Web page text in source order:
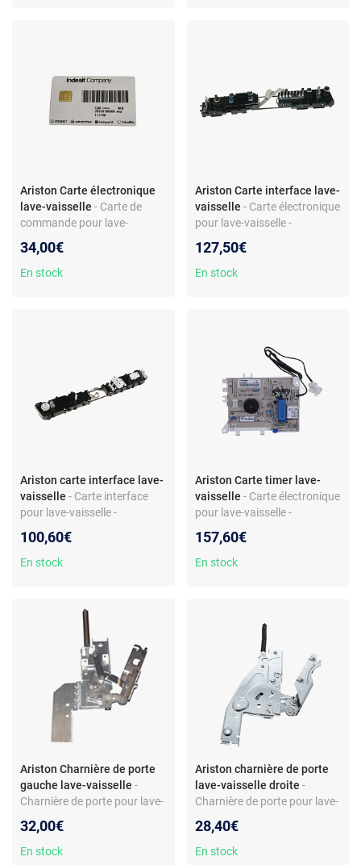
Ariston Carte électronique
lave-vaisselle - Carte de
commande pour lave-
Ariston et Hotpoint – Réf.
F082760 – EAN
34,00€
En stock
Ariston Carte interface lave-
vaisselle - Carte électronique
pour lave-vaisselle -
LFZ3384 - Afficheur digit -
Réf. C00266215
127,50€
En stock
Ariston carte interface lave-
vaisselle - Carte interface
pour lave-vaisselle -
LED - modèle C00262596
100,60€
En stock
Ariston Carte timer lave-
vaisselle - Carte électronique
pour lave-vaisselle -
Module BIT100.1 E9 -
Compatible modèle L68XFR
157,60€
En stock
Ariston Charnière de porte
gauche lave-vaisselle -
Charnière de porte pour lave-
gauche - Acier - Compatible
modèles Ariston LFS217AIX
32,00€
En stock
Ariston charnière de porte
lave-vaisselle droite -
Charnière de porte pour lave-
Côté droit - Réf. C00256540 -
Compatible Ariston
28,40€
En stock